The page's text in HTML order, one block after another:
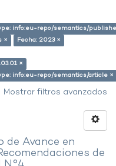
info:eu-repo/semantics/
×
Fecha: 2023 ×
×
info:eu-repo/semantics/article ×
Mostrar filtros avanzados
de Avance en
de